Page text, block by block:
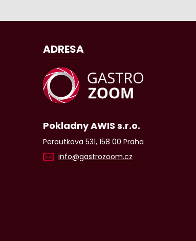
ADRESA
Pokladny AWIS s.r.o.
Peroutkova 531, 158 00 Praha
info@gastrozoom.cz